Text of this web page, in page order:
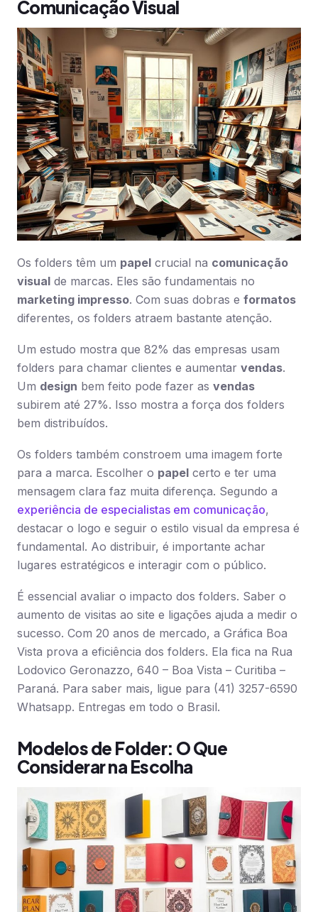
Comunicação Visual
Os folders têm um papel crucial na comunicação
visual de marcas. Eles são fundamentais no
marketing impresso. Com suas dobras e formatos
diferentes, os folders atraem bastante atenção.
Um estudo mostra que 82% das empresas usam
folders para chamar clientes e aumentar vendas.
Um design bem feito pode fazer as vendas
subirem até 27%. Isso mostra a força dos folders
bem distribuídos.
Os folders também constroem uma imagem forte
para a marca. Escolher o papel certo e ter uma
mensagem clara faz muita diferença. Segundo a
experiência de especialistas em comunicação,
destacar o logo e seguir o estilo visual da empresa é
fundamental. Ao distribuir, é importante achar
lugares estratégicos e interagir com o público.
É essencial avaliar o impacto dos folders. Saber o
aumento de visitas ao site e ligações ajuda a medir o
sucesso. Com 20 anos de mercado, a Gráfica Boa
Vista prova a eficiência dos folders. Ela fica na Rua
Lodovico Geronazzo, 640 – Boa Vista – Curitiba –
Paraná. Para saber mais, ligue para (41) 3257-6590
Whatsapp. Entregas em todo o Brasil.
Modelos de Folder: O Que
Considerar na Escolha